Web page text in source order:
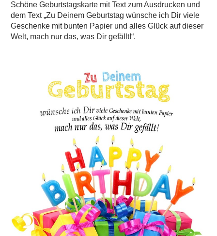
Schöne Geburtstagskarte mit Text zum Ausdrucken und
dem Text „Zu Deinem Geburtstag wünsche ich Dir viele
Geschenke mit bunten Papier und alles Glück auf dieser
Welt, mach nur das, was Dir gefällt!“.